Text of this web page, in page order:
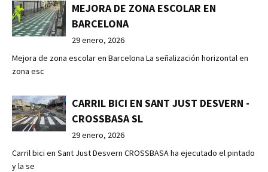
MEJORA DE ZONA ESCOLAR EN
BARCELONA
29 enero, 2026
Mejora de zona escolar en Barcelona La señalización horizontal en
zona esc
CARRIL BICI EN SANT JUST DESVERN -
CROSSBASA SL
29 enero, 2026
Carril bici en Sant Just Desvern CROSSBASA ha ejecutado el pintado
y la se